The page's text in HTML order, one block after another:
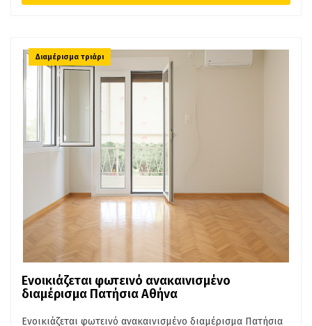
Διαμέρισμα τριάρι
Ενοικιάζεται φωτεινό ανακαινισμένο
διαμέρισμα Πατήσια Αθήνα
Ενοικιάζεται φωτεινό ανακαινισμένο διαμέρισμα Πατήσια